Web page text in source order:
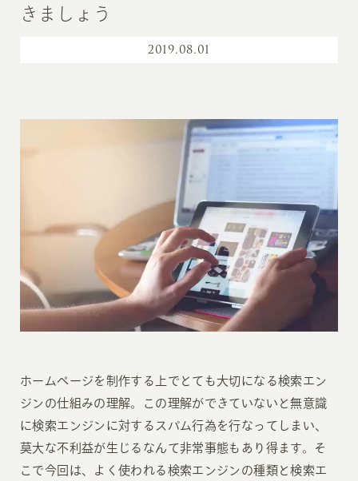
きましょう
2019.08.01
ホームページを制作する上でとても大切になる検索エン
ジンの仕組みの理解。この理解ができていないと無意識
に検索エンジンに対するスパム行為を行なってしまい、
莫大な不利益が生じるなんて非常事態もあり得ます。そ
こで今回は、よく使われる検索エンジンの種類と検索エ